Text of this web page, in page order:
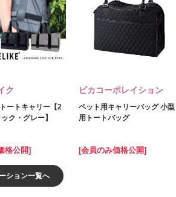
ク
ートキャリー【2
ク・グレー】
格公開]
ション一覧へ
ピカコーポレイション
ペット用キャリーバッグ 小型
用トートバッグ
[会員のみ価格公開]